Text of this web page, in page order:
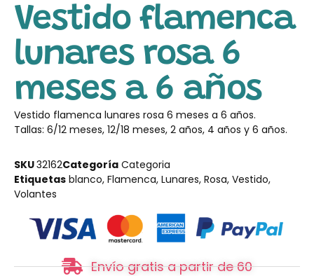
Vestido flamenca
lunares rosa 6
meses a 6 años
Vestido flamenca lunares rosa 6 meses a 6 años.
Tallas: 6/12 meses, 12/18 meses, 2 años, 4 años y 6 años.
SKU32162Categoría Categoria
Etiquetas blanco, Flamenca, Lunares, Rosa, Vestido,
Volantes
Envío gratis a partir de 60